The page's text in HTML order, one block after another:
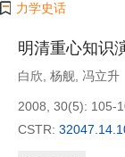
力学史话
明清重心知识
白欣 杨舰 冯立升
2008, 30(5): 105-
CSTR: